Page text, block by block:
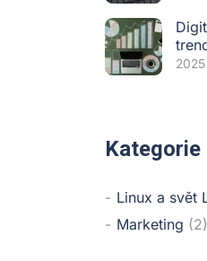
2025
Kategorie
Linux a svět
Marketing (2)